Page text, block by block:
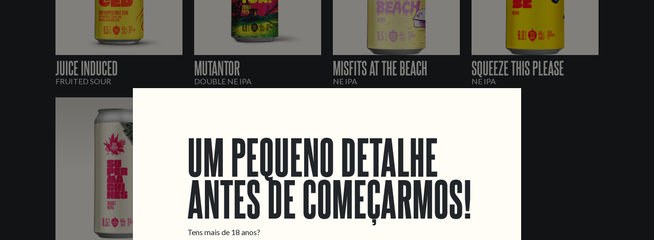
JUICE INDUCED
FRUITED SOUR
MUTANTOR
DOUBLE NE IPA
MISFITS AT THE BEACH
NE IPA
SQUEEZE THIS PLEASE
NE IPA
UM PEQUENO DETALHE
ANTES DE COMEÇARMOS!
Tens mais de 18 anos?